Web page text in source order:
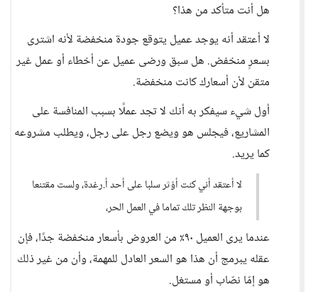
هل أنت متأكد من هذا؟
لا أعتقد أنه يوجد عميل يتوقع جودة منخفضة لأنه اشترى
بسعرٍ منخفض. هل سبق ورضى عميل عن أخطاء أو عمل غير
متقن لأن أسعارك كانت منخفضة.
أول شيء سيفكر به أنك لا تجد عملًا بسبب المنافسة على
المشاريع، فيجلس هو ويضع رجل على رجل، ويطلب مشروعه
كما يريد.
لا أعتقد أني كنت أؤثر سلبا على أحد أ.رغدة، ولست مقتنعا
بوجهة النظر تلك تماما في العمل الحر،
عندما يرى العميل ٩٠٪ من العروض بأسعار منخفضة جدًا، فإن
عقله يبرمج أن هذا هو السعر العادل للمهمة، وأن من غير ذلك
هو إمّا نصّاب أو مستغل.